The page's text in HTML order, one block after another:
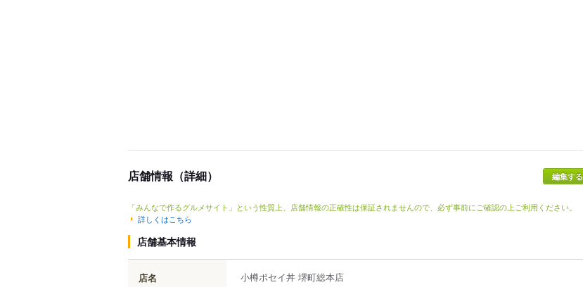
店舗情報（詳細） 編集する
「みんなで作るグルメサイト」という性質上、店舗情報の正確性は保証されませんので、必ず事前にご確認の上ご利用ください。
詳しくはこちら
店舗基本情報
店名 小樽ポセイ丼 堺町総本店